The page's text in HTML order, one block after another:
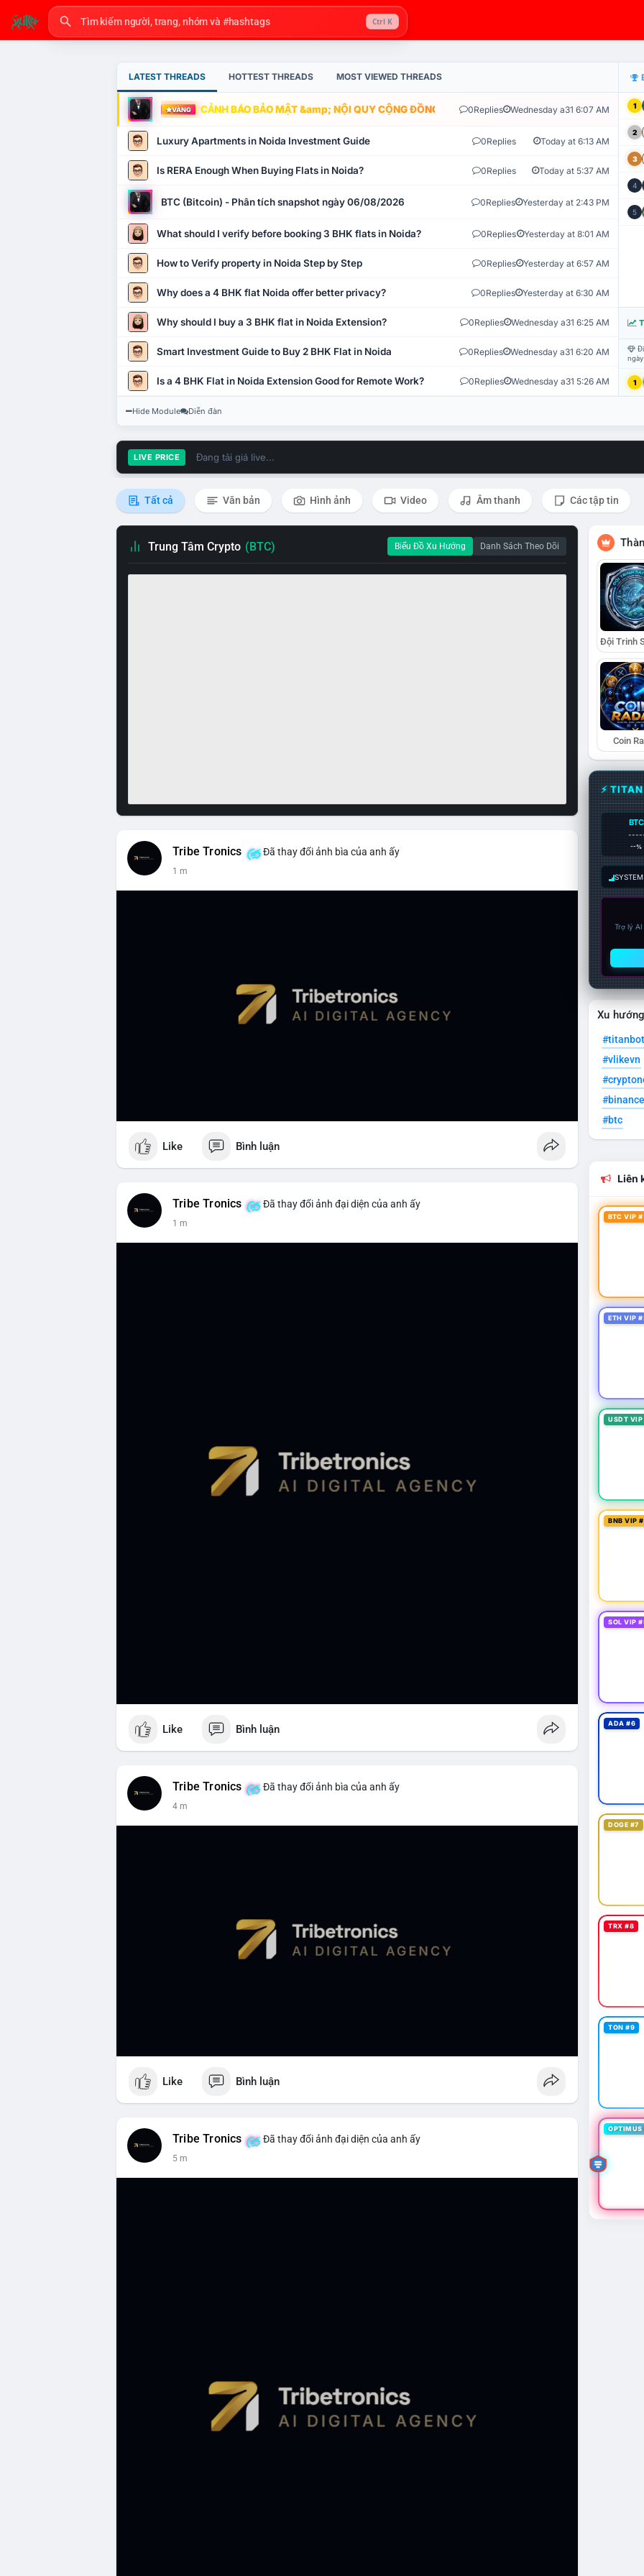
Ctrl K
LATEST THREADS HOTTEST THREADS MOST VIEWED THREADS
VÀNG CẢNH BÁO BẢO MẬT &amp; NỘI QUY CỘNG ĐỒNG VLIKE.VN: HỆ THỐNG GIÁM SÁT TỰ
0Replies Wednesday a31 6:07 AM
Luxury Apartments in Noida Investment Guide 0Replies Today at 6:13 AM
Is RERA Enough When Buying Flats in Noida? 0Replies Today at 5:37 AM
BTC (Bitcoin) - Phân tích snapshot ngày 06/08/2026 0Replies Yesterday at 2:43 PM
What should I verify before booking 3 BHK flats in Noida? 0Replies Yesterday at 8:01 AM
How to Verify property in Noida Step by Step 0Replies Yesterday at 6:57 AM
Why does a 4 BHK flat Noida offer better privacy? 0Replies Yesterday at 6:30 AM
Why should I buy a 3 BHK flat in Noida Extension? 0Replies Wednesday a31 6:25 AM
Smart Investment Guide to Buy 2 BHK Flat in Noida 0Replies Wednesday a31 6:20 AM
Is a 4 BHK Flat in Noida Extension Good for Remote Work? 0Replies Wednesday a31 5:26 AM
1
2
3
4
5
1
Hide Module Diễn đàn
LIVE PRICE Đang tải giá live...
Tất cả Văn bản Hình ảnh Video Âm thanh Các tập tin
Trung Tâm Crypto (BTC) Biểu Đồ Xu Hướng Danh Sách Theo Dõi
Tribe Tronics Đã thay đổi ảnh bìa của anh ấy
1 m
Like Bình luận
Tribe Tronics Đã thay đổi ảnh đại diện của anh ấy
1 m
Like Bình luận
Tribe Tronics Đã thay đổi ảnh bìa của anh ấy
4 m
Like Bình luận
Tribe Tronics Đã thay đổi ảnh đại diện của anh ấy
5 m
Coin
⚡
BTC
--%
Trợ lý
Xu
#titanbot
#vlikevn
#btc
Liên
BTC VIP
ETH VIP
USDT
BNB VIP
SOL VIP
ADA #6
DOGE #7
TRX #8
TON #9
OPTIMUS